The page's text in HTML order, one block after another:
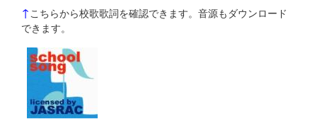
↑こちらから校歌歌詞を確認できます。音源もダウンロード
できます。